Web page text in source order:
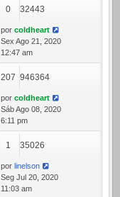
0 32443
por coldheart
Sex Ago 21, 2020
12:47 am
207 946364
por coldheart
Sáb Ago 08, 2020
6:11 pm
1 35026
por linelson
Seg Jul 20, 2020
11:03 am